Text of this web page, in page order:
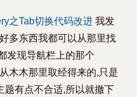
之Tab切换代码改进 我发
多东西我都可以从那里找
发现导航栏上的那个
木木那里取经得来的,只是
题有点不合适,所以就撤下